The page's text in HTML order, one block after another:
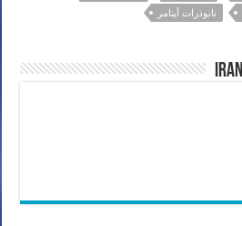
نانوذرات آپتامر